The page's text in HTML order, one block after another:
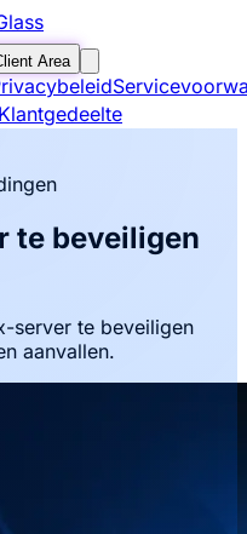
Area
Klantgedeelte
te beveiligen
server te beveiligen
aanvallen.